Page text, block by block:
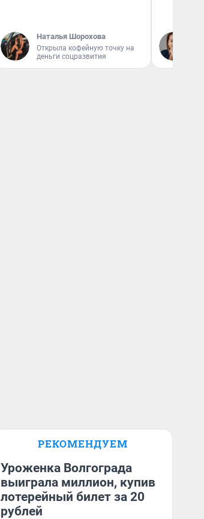
Наталья Шорохова
Открыла кофейную точку на
деньги соцразвития
РЕКОМЕНДУЕМ
Уроженка Волгограда
выиграла миллион, купив
лотерейный билет за 20
рублей